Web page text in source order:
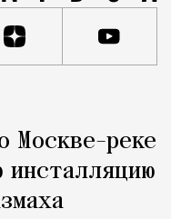
Москве-реке
инсталляцию